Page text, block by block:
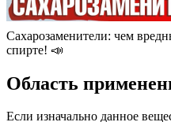
Сахарозаменители: чем
спирте! 📣
Область
Если изначально данное